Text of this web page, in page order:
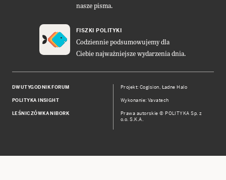
nasze pisma.
FISZKI POLITYKI
Codziennie podsumowujemy dla
Ciebie najważniejsze wydarzenia dnia.
DWUTYGODNIK FORUM
POLITYKA INSIGHT
LEŚNICZÓWKA NIBORK
Projekt:Cogision, Ładne Halo
Wykonanie: Vavatech
Prawa autorskie © POLITYKA Sp. z
o.o. S.K.A.